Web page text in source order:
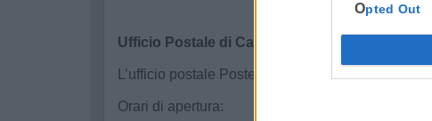
Opted Out
Ufficio Postale di Castellaneta Marina
L’ufficio postale Poste Italiane di Castellaneta
Orari di apertura: